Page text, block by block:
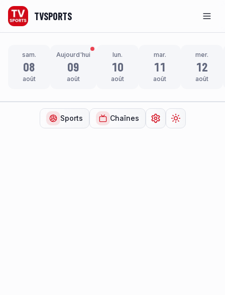
TVSPORTS
sam.
08
août
Aujourd'hui
09
août
lun.
10
août
mar.
11
août
mer.
12
août
Sports Chaînes Ouvrir lesChanger de